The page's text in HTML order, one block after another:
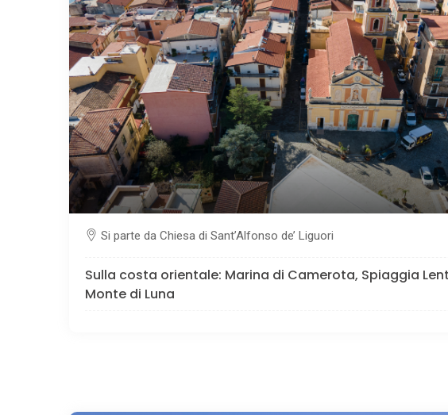
Si parte da Chiesa di Sant’Alfonso de’ Liguori
Sulla costa orientale: Marina di Camerota, Spiaggia
Monte di Luna